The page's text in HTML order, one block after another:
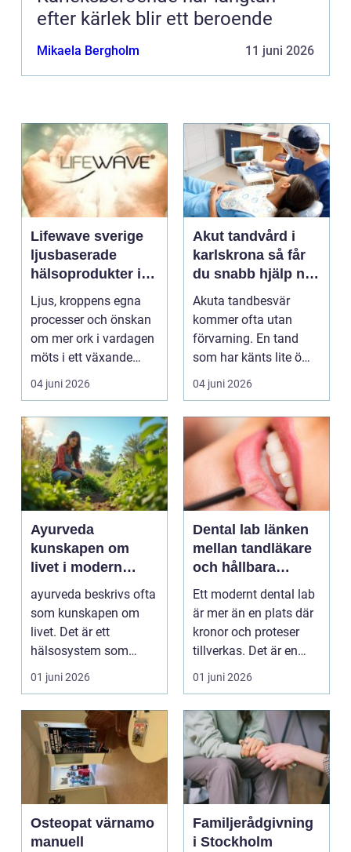
efter kärlek blir ett beroende
Mikaela Bergholm 11 juni 2026
Lifewave sverige
ljusbaserade
hälsoprodukter i
fokus
Ljus, kroppens egna
processer och önskan
om mer ork i vardagen
möts i ett växande
intresse för fotot...
04 juni 2026
Akut tandvård i
karlskrona så får
du snabb hjälp när
tanden krisar
Akuta tandbesvär
kommer ofta utan
förvarning. En tand
som har känts lite öm
kan plötsligt göra så
on...
04 juni 2026
Ayurveda
kunskapen om
livet i modern
vardag
ayurveda beskrivs ofta
som kunskapen om
livet. Det är ett
hälsosystem som
betonar balans, helhet
och...
01 juni 2026
Dental lab länken
mellan tandläkare
och hållbara
leenden
Ett modernt dental lab
är mer än en plats där
kronor och proteser
tillverkas. Det är en
teknisk och ...
01 juni 2026
Osteopat värnamo
manuell
Familjerådgivning
i Stockholm